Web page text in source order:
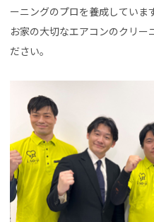
ーニングのプロを養成していま
お家の大切なエアコンのクリー
ださい。